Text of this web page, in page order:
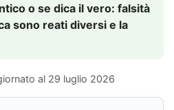
o se dica il vero: falsità
sono reati diversi e la
al 29 luglio 2026